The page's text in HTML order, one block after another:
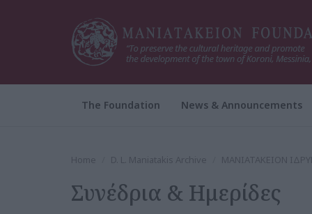
The Foundation News & Announcements
Home D. L. Maniatakis Archive ΜΑΝΙΑΤΑΚΕΙΟΝ
Συνέδρια & Ημερίδες